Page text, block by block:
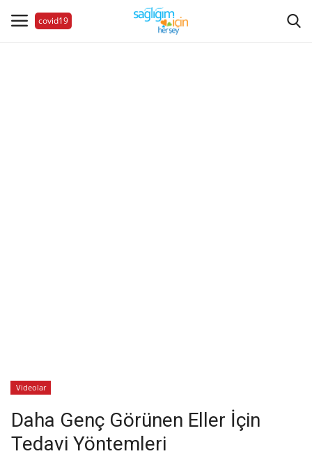
covid19
Tanı-Tedavi
Videolar
Daha Genç Görünen Eller İçin
Tedavi Yöntemleri